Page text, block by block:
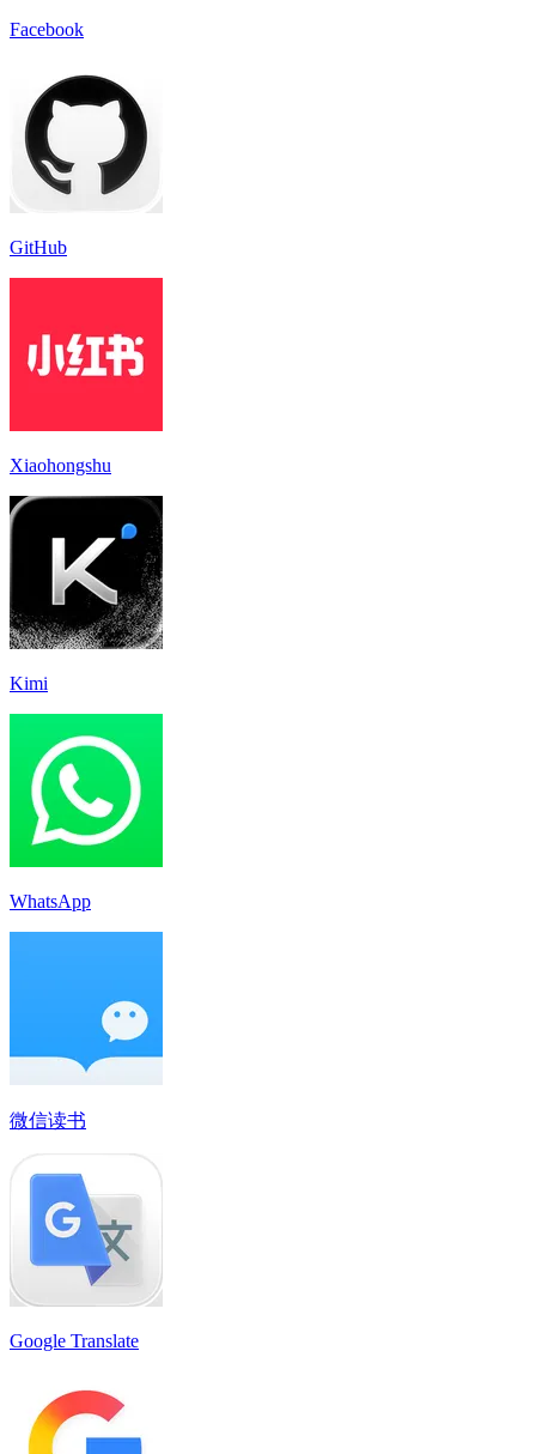
Facebook
GitHub
Xiaohongshu
Kimi
WhatsApp
微信读书
Google Translate